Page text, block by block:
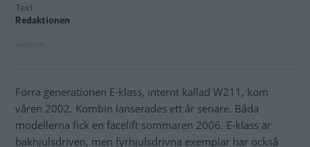
Text
Redaktionen
Förra generationen E-klass, internt kallad W211, kom
våren 2002. Kombin lanserades ett år senare. Båda
modellerna fick en facelift sommaren 2006. E-klass är
bakhjulsdriven, men fyrhjulsdrivna exemplar har också